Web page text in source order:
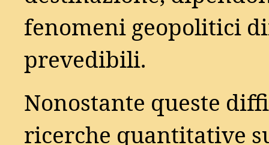
fenomeni geopolitici
prevedibili.
Nonostante queste
ricerche quantitative